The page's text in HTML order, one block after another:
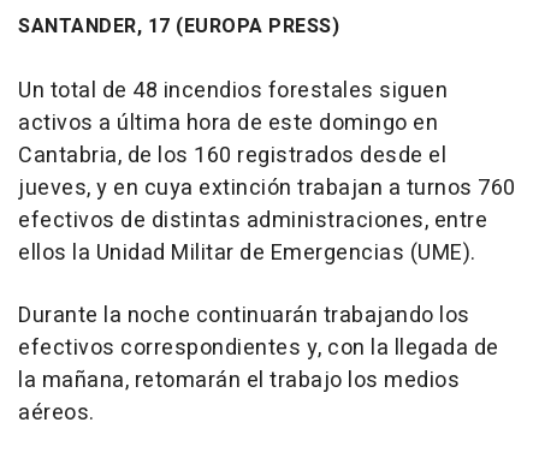
SANTANDER, 17 (EUROPA PRESS)
Un total de 48 incendios forestales siguen
activos a última hora de este domingo en
Cantabria, de los 160 registrados desde el
jueves, y en cuya extinción trabajan a turnos 760
efectivos de distintas administraciones, entre
ellos la Unidad Militar de Emergencias (UME).
Durante la noche continuarán trabajando los
efectivos correspondientes y, con la llegada de
la mañana, retomarán el trabajo los medios
aéreos.